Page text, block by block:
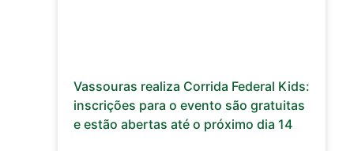
Vassouras realiza Corrida Federal Kids:
inscrições para o evento são gratuitas
e estão abertas até o próximo dia 14